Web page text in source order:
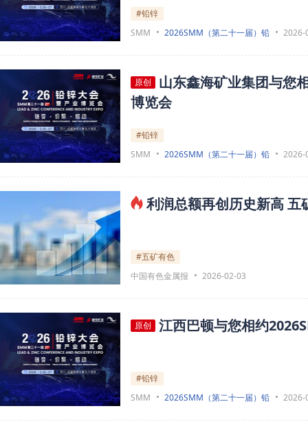
#铅锌
SMM
2026SMM（第二十一届）铅 2026-
原创
山东鑫海矿业集团与您
博览会
#铅锌
SMM
2026SMM（第二十一届）铅 2026-
利润总额再创历史新高
#五矿有色
中国有色金属报
2026-02-03
原创 江西巴顿与您相约
#铅锌
SMM
2026SMM（第二十一届）铅 2026-